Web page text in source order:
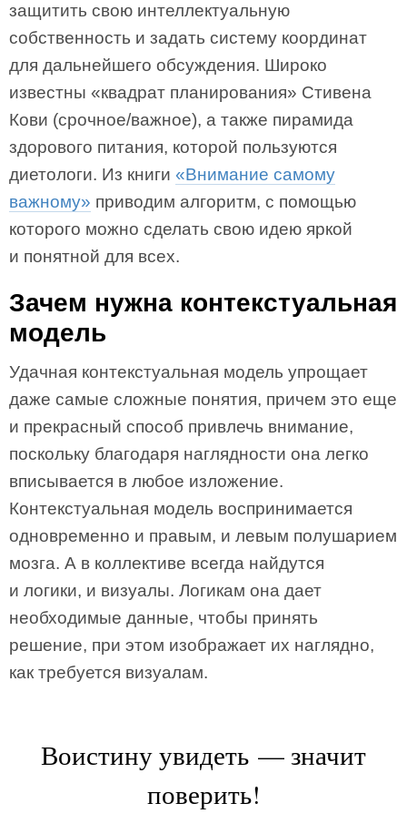
защитить свою интеллектуальную
собственность и задать систему координат
для дальнейшего обсуждения. Широко
известны «квадрат планирования» Стивена
Кови (срочное/важное), а также пирамида
здорового питания, которой пользуются
диетологи. Из книги «Внимание самому
важному» приводим алгоритм, с помощью
которого можно сделать свою идею яркой
и понятной для всех.
Зачем нужна контекстуальная
модель
Удачная контекстуальная модель упрощает
даже самые сложные понятия, причем это еще
и прекрасный способ привлечь внимание,
поскольку благодаря наглядности она легко
вписывается в любое изложение.
Контекстуальная модель воспринимается
одновременно и правым, и левым полушарием
мозга. А в коллективе всегда найдутся
и логики, и визуалы. Логикам она дает
необходимые данные, чтобы принять
решение, при этом изображает их наглядно,
как требуется визуалам.
Воистину увидеть — значит
поверить!